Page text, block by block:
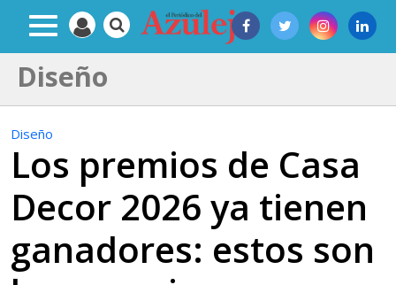
Diseño
Diseño
Los premios de Casa
Decor 2026 ya tienen
ganadores: estos son